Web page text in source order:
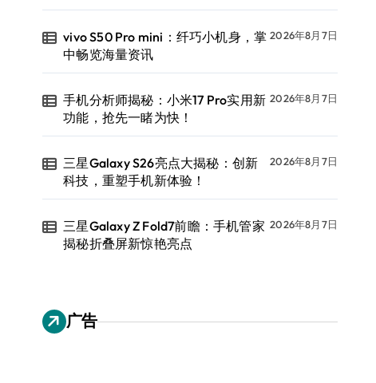
vivo S50 Pro mini：纤巧小机身，掌
中畅览海量资讯
2026年8月7日
手机分析师揭秘：小米17 Pro实用新
功能，抢先一睹为快！
2026年8月7日
三星Galaxy S26亮点大揭秘：创新
科技，重塑手机新体验！
2026年8月7日
三星Galaxy Z Fold7前瞻：手机管家
揭秘折叠屏新惊艳亮点
2026年8月7日
广告